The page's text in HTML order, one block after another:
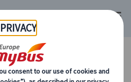
ン (54) バルセロナ (29)